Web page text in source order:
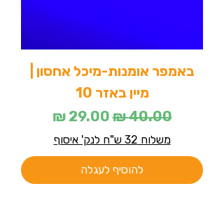
באמפר אומנות-מיכל אחסון |
מיין באזר 10
מחיר רגיל‏40.00 ‏₪ מחיר מבצע
משלוח 32 ש"ח לנק' איסוף
להוסיף לעגלה